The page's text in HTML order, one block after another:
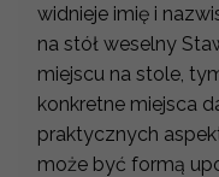
widnieje imię i
na stół weselny
miejscu na stole,
konkretne miejsca
praktycznych
może być formą